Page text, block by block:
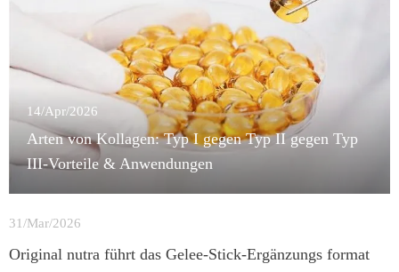
14/Apr/2026
Arten von Kollagen: Typ I gegen Typ II gegen Typ
III-Vorteile & Anwendungen
31/Mar/2026
Original nutra führt das Gelee-Stick-Ergänzungs format